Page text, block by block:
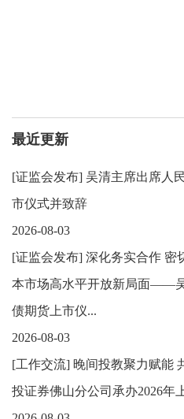
最近更新
[证监会发布] 吴清主席出席人
市仪式并致辞
2026-08-03
[证监会发布] 深化务实合作 密
本市场高水平开放新局面——
债期货上市仪...
2026-08-03
[工作交流] 晚间投教聚力赋能
投证券佛山分公司承办2026年